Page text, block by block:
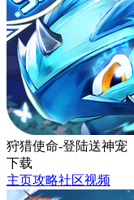
狩猎使命-登陆送神宠
下载
主页攻略社区视频